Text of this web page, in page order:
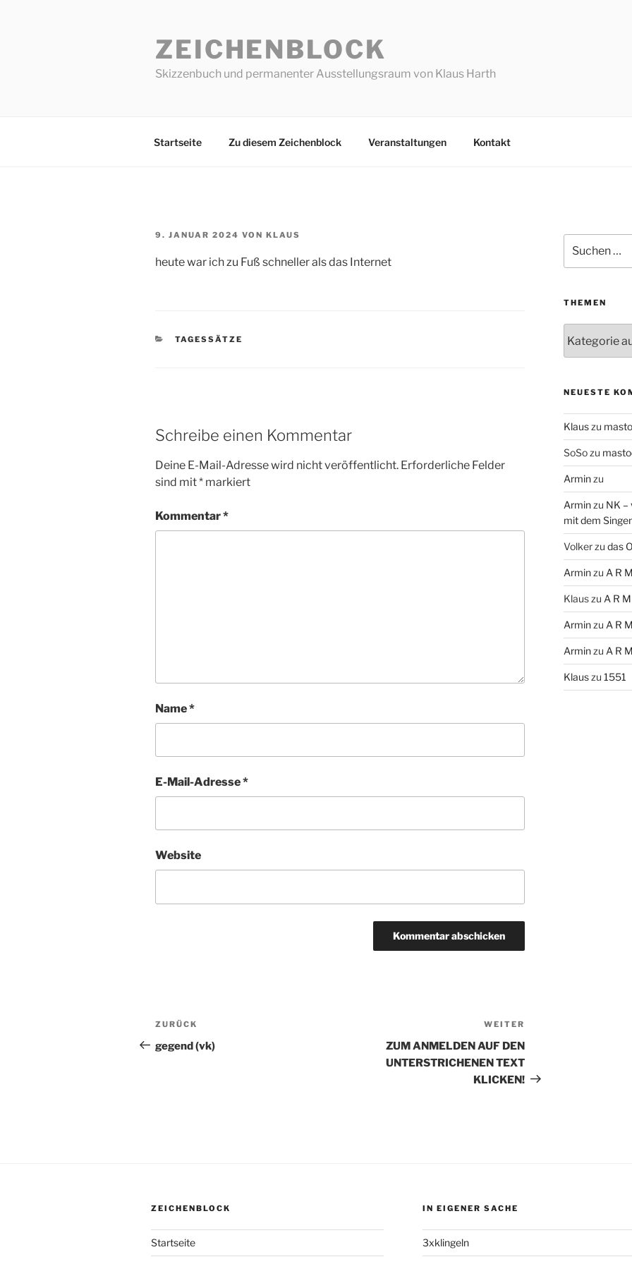
ZEICHENBLOCK
Skizzenbuch und permanenter Ausstellungsraum von Klaus Harth
Startseite Zu diesem Zeichenblock Veranstaltungen Kontakt
VERÖFFENTLICHT
9. JANUAR 2024 VON KLAUS
heute war ich zu Fuß schneller als das Internet
KATEGORIEN
TAGESSÄTZE
Schreibe einen Kommentar
Deine E-Mail-Adresse wird nicht veröffentlicht. Erforderliche Felder
sind mit* markiert
Kommentar*
Name*
E-Mail-Adresse*
Website
Beitragsnavigation
Vorheriger
Beitrag
ZURÜCK
gegend (vk)
WEITER
ZUM ANMELDEN AUF DEN
UNTERSTRICHENEN TEXT
KLICKEN!
nach:
THEMEN
NEUESTE
Klauszu
SoSozu
Arminzu
Arminzu NK –
mit dem
Volkerzu das
Arminzu A R
Klauszu A R
Arminzu A R
Arminzu A R
Klauszu 1551
ZEICHENBLOCK
Startseite
IN EIGENER SACHE
3xklingeln